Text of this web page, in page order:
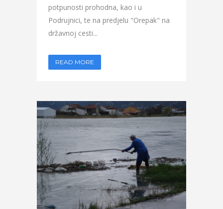
potpunosti prohodna, kao i u
Podrujnici, te na predjelu "Orepak" na
državnoj cesti...
READ MORE